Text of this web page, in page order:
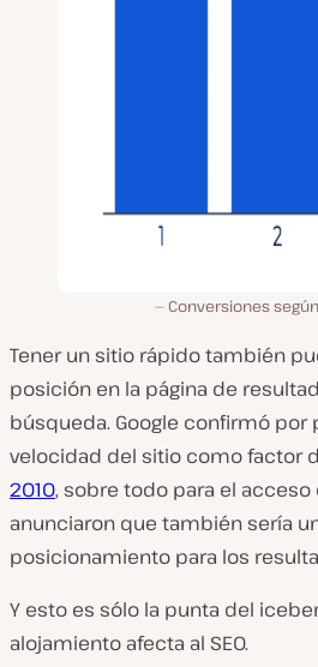
Conversiones
Tener un sitio rápido también
posición en la página de
búsqueda. Google confirmó por
velocidad del sitio como factor
2010, sobre todo para el acceso
anunciaron que también sería
posicionamiento para los
Y esto es sólo la punta del
alojamiento afecta al SEO.